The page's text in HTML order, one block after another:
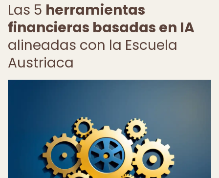
Las 5 herramientas
financieras basadas en IA
alineadas con la Escuela
Austriaca